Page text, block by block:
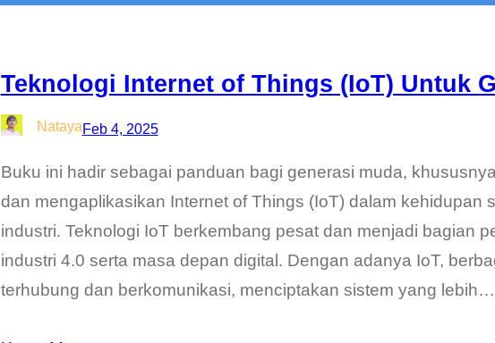
Teknologi Internet of Things (IoT) Untuk
NatayaFeb 4, 2025
Buku ini hadir sebagai panduan bagi generasi muda,
dan mengaplikasikan Internet of Things (IoT) dalam kehidupan
industri. Teknologi IoT berkembang pesat dan menjadi bagian
industri 4.0 serta masa depan digital. Dengan adanya IoT,
terhubung dan berkomunikasi, menciptakan sistem yang lebih…